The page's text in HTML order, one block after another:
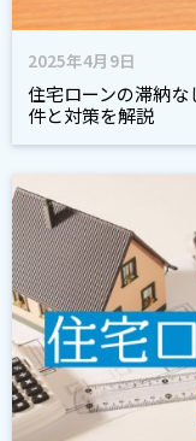
2025年4月9日
住宅ローンの滞納
件と対策を解説